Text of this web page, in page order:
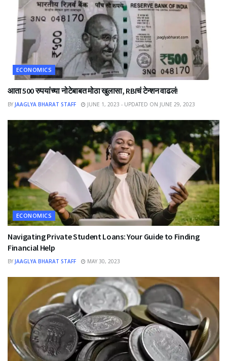
ECONOMICS
आता 500 रुपयांच्या नोटेबाबत मोठा खुलासा, RBIचं टेन्शन वाढलं!
BY JAAGLYA BHARAT STAFF JUNE 1, 2023 - UPDATED ON JUNE 29, 2023
ECONOMICS
Navigating Private Student Loans: Your Guide to Finding
Financial Help
BY JAAGLYA BHARAT STAFF MAY 30, 2023